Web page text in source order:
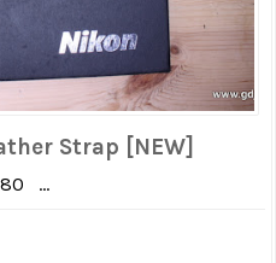
Strap [NEW]
...